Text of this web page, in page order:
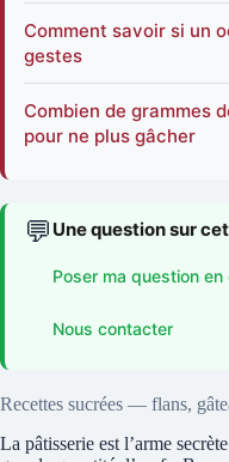
Comment savoir si un
gestes
Combien de grammes
pour ne plus gâcher
💬 Une question sur
Poser ma question en
Nous contacter
Recettes sucrées — flans,
La pâtisserie est l’arme